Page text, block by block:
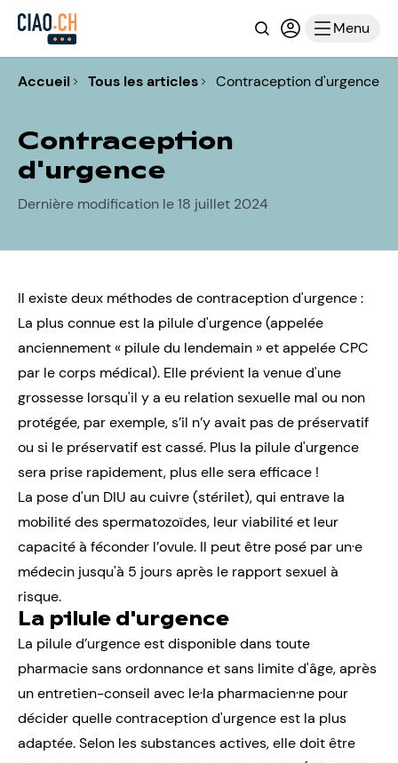
RechercheConnexion
Menu
Accueil Tous les articles Contraception d'urgence
Contraception
d'urgence
Dernière modification le 18 juillet 2024
Il existe deux méthodes de contraception d'urgence :
La plus connue est la pilule d'urgence (appelée
anciennement « pilule du lendemain » et appelée CPC
par le corps médical). Elle prévient la venue d'une
grossesse lorsqu'il y a eu relation sexuelle mal ou non
protégée, par exemple, s’il n’y avait pas de préservatif
ou si le préservatifest cassé. Plus la pilule d'urgence
sera prise rapidement, plus elle sera efficace !
La pose d'un DIU au cuivre(stérilet), qui entrave la
mobilité desspermatozoïdes, leur viabilité et leur
capacité à féconder l’ovule. Il peut être posé par un·e
médecin jusqu'à 5 jours après le rapport sexuel à
risque.
La pilule d'urgence
La pilule d’urgence est disponible dans toute
pharmacie sans ordonnance et sans limite d'âge, après
un entretien-conseil avec le·la pharmacien·ne pour
décider quelle contraception d'urgence est la plus
adaptée. Selon les substances actives, elle doit être